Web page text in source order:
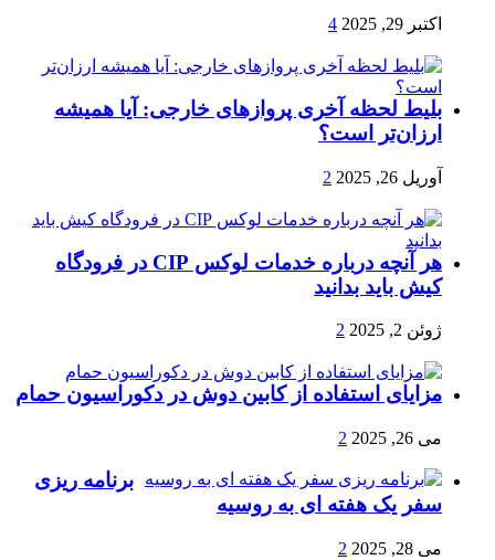
اکتبر 29, 2025 4
بلیط لحظه آخری پروازهای خارجی: آیا همیشه
ارزان‌تر است؟
آوریل 26, 2025 2
هر آنچه درباره خدمات لوکس CIP در فرودگاه‌
کیش باید بدانید
ژوئن 2, 2025 2
مزایای استفاده از کابین دوش در دکوراسیون حمام
می 26, 2025 2
برنامه ریزی
سفر یک هفته ای به روسیه
می 28, 2025 2